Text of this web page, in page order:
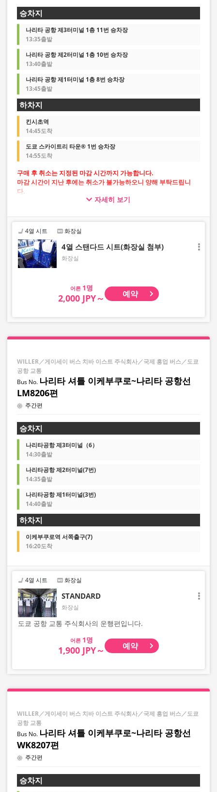
승차지
나리타 공항 제3터미널 1층 11번 승차장
13:35출발
나리타 공항 제2터미널 1층 10번 승차장
13:40출발
나리타 공항 제1터미널 1층 8번 승차장
13:45출발
하차지
킨시초역
14:45도착
도쿄 스카이트리 타운® 1번 승차장
14:55도착
구매 후 취소는 지정된 마감 시간까지 가능합니다.
마감 시간이 지난 후에는 취소가 불가능하오니 양해 부탁드립니
다.
・공항 출발: 출발지 출발 시각 10분 전까지
자세히 보기
4열 시트 화장실
4열 스탠다드 시트(화장실 첨부)
화장실
어른
2,000 JPY～ 예약
WILLER／게이세이 버스 치바 이스트 주식회사／국제 흥업 버스／도쿄
공항 교통
나리타 셔틀 이케부쿠로~나리타 공항선
LM8206편
주간편
승차지
나리타공항 제3터미널（6）
14:30출발
나리타공항 제2터미널(7번)
14:35출발
나리타공항 제1터미널(3번)
14:40출발
하차지
이케부쿠로역 서쪽출구(7)
16:20도착
4열 시트 화장실
STANDARD
화장실
도쿄 공항 교통 주식회사의 운행편입니다.
어른
1,900 JPY～ 예약
WILLER／게이세이 버스 치바 이스트 주식회사／국제 흥업 버스／도쿄
공항 교통
나리타 셔틀 이케부쿠로~나리타 공항선
WK8207편
주간편
승차지